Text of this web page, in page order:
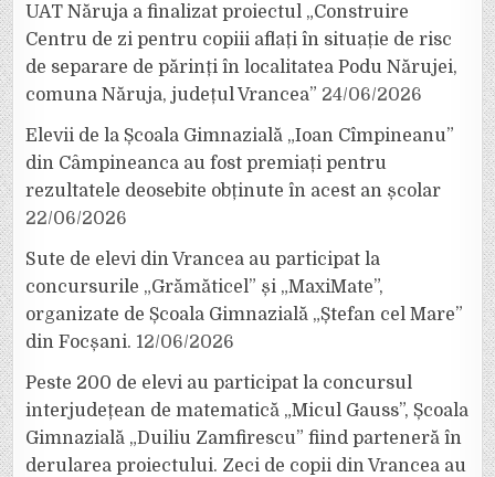
UAT Năruja a finalizat proiectul „Construire
Centru de zi pentru copiii aflați în situație de risc
de separare de părinți în localitatea Podu Nărujei,
comuna Năruja, județul Vrancea” 24/06/2026
Elevii de la Școala Gimnazială „Ioan Cîmpineanu”
din Câmpineanca au fost premiați pentru
rezultatele deosebite obținute în acest an școlar
22/06/2026
Sute de elevi din Vrancea au participat la
concursurile „Grămăticel” și „MaxiMate”,
organizate de Școala Gimnazială „Ștefan cel Mare”
din Focșani. 12/06/2026
Peste 200 de elevi au participat la concursul
interjudețean de matematică „Micul Gauss”, Școala
Gimnazială „Duiliu Zamfirescu” fiind parteneră în
derularea proiectului. Zeci de copii din Vrancea au